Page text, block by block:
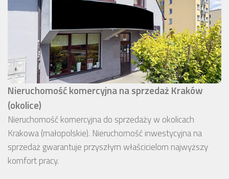
Nieruchomość komercyjna na sprzedaż Kraków
(okolice)
Nieruchomość komercyjna do sprzedaży w okolicach
Krakowa (małopolskie). Nieruchomość inwestycyjna na
sprzedaż gwarantuje przyszłym właścicielom najwyższy
komfort pracy.